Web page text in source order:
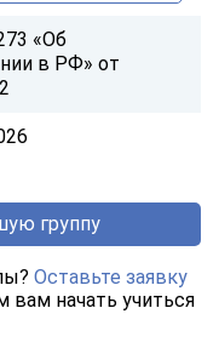
«Об
в РФ» от
группу
Оставьте заявку
начать учиться